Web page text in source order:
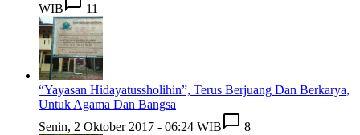
WIB
11
“Yayasan Hidayatussholihin”, Terus Berjuang Dan Berkarya,
Untuk Agama Dan Bangsa
Senin, 2 Oktober 2017 - 06:24 WIB
8